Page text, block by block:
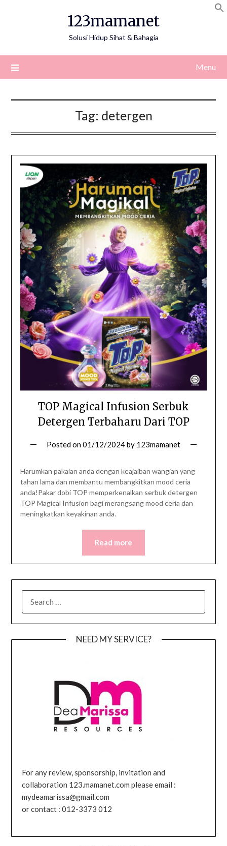
123mamanet
Solusi Hidup Sihat & Bahagia
Menu
Tag: detergen
TOP Magical Infusion Serbuk
Detergen Terbaharu Dari TOP
Posted on01/12/2024by 123mamanet
Harumkan pakaian anda dengan keajaiban wangian yang
tahan lama dan membantu membangkitkan mood ceria
anda!Pakar dobi TOP memperkenalkan serbuk detergen
TOP Magical Infusion bagi merangsang mood ceria dan
meningkatkan keyakinan anda.
Read more
NEED MY SERVICE?
For any review, sponsorship, invitation and
collaboration 123.mamanet.com please email :
mydeamarissa@gmail.com
or contact : 012-3373 012